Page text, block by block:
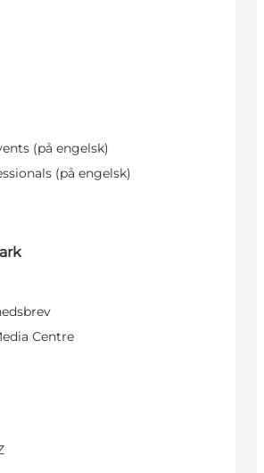
(på engelsk)
(på engelsk)
Centre